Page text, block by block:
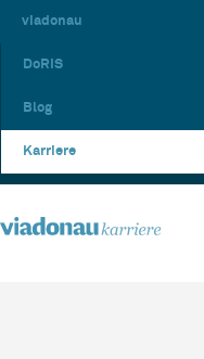
viadonau
DoRIS
Blog
Karriere